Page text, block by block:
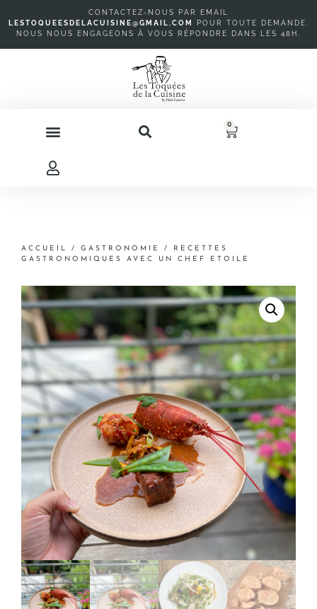
CONTACTEZ-NOUS PAR EMAIL
LESTOQUEESDELACUISINE@GMAIL.COM
POUR TOUTE DEMANDE.
NOUS NOUS ENGAGEONS À VOUS RÉPONDRE DANS LES 48H.
0
ACCUEIL / GASTRONOMIE
/ RECETTES
GASTRONOMIQUES AVEC UN CHEF ETOILE